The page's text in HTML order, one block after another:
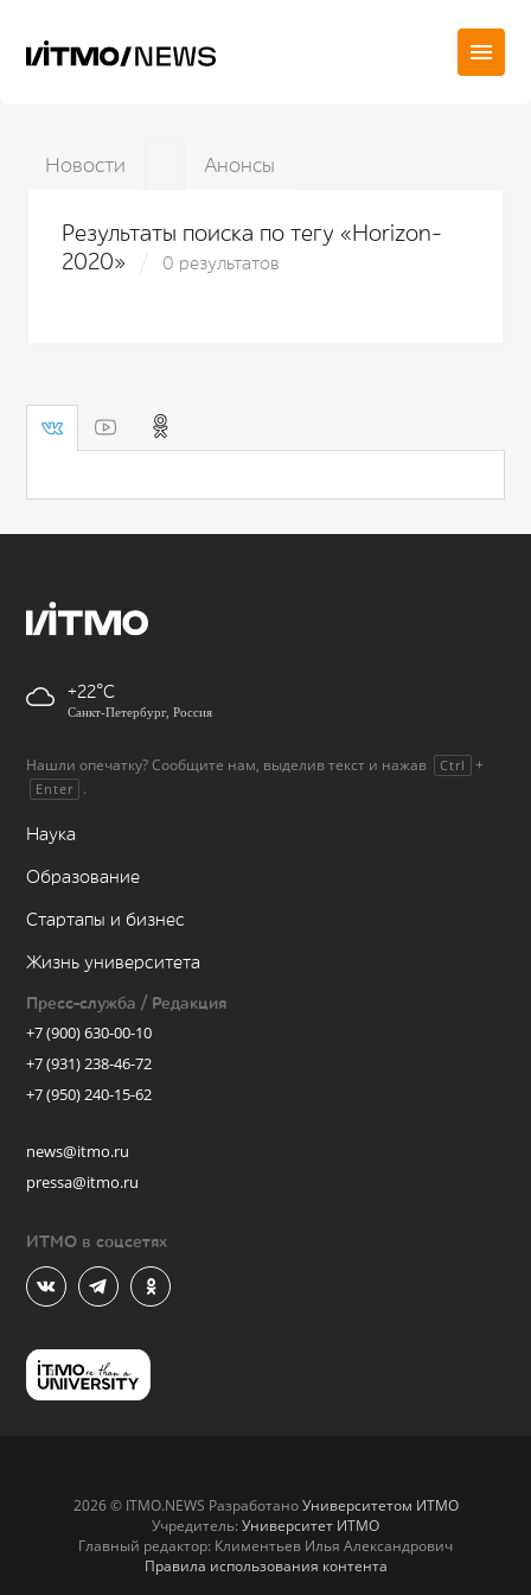
Новости Анонсы
Результаты поиска по тегу «Horizon-
2020»
0 результатов
+22
Санкт-Петербург, Россия
Нашли опечатку? Сообщите нам, выделив текст и нажав Ctrl +
Enter .
Наука
Образование
Стартапы и бизнес
Жизнь университета
Пресс-служба / Редакция
+7 (900) 630-00-10
+7 (931) 238-46-72
+7 (950) 240-15-62
news@itmo.ru
pressa@itmo.ru
ИТМО в соцсетях
2026 © ITMO.NEWS РазработаноУниверситетом ИТМО
Учредитель: Университет ИТМО
Главный редактор: Климентьев Илья Александрович
Правила использования контента